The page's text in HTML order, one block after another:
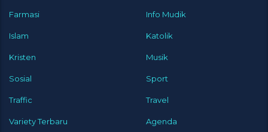
Farmasi Info Mudik
Islam Katolik
Kristen Musik
Sosial Sport
Traffic Travel
Variety Terbaru Agenda